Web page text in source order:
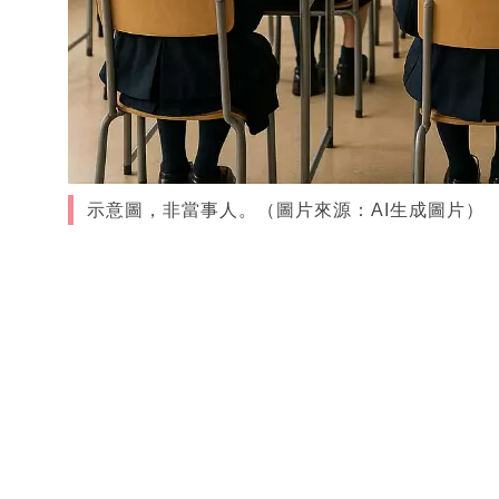
示意圖，非當事人。（圖片來源：AI生成圖片）